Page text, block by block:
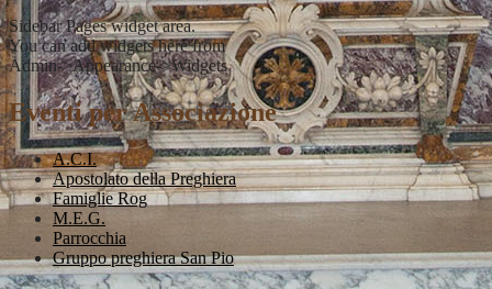
Sidebar Pages widget area.
You can add widgets here from
Admin->Appearance->Widgets
Eventi per Associazione
A.C.I.
Apostolato della Preghiera
Famiglie Rog
M.E.G.
Parrocchia
Gruppo preghiera San Pio